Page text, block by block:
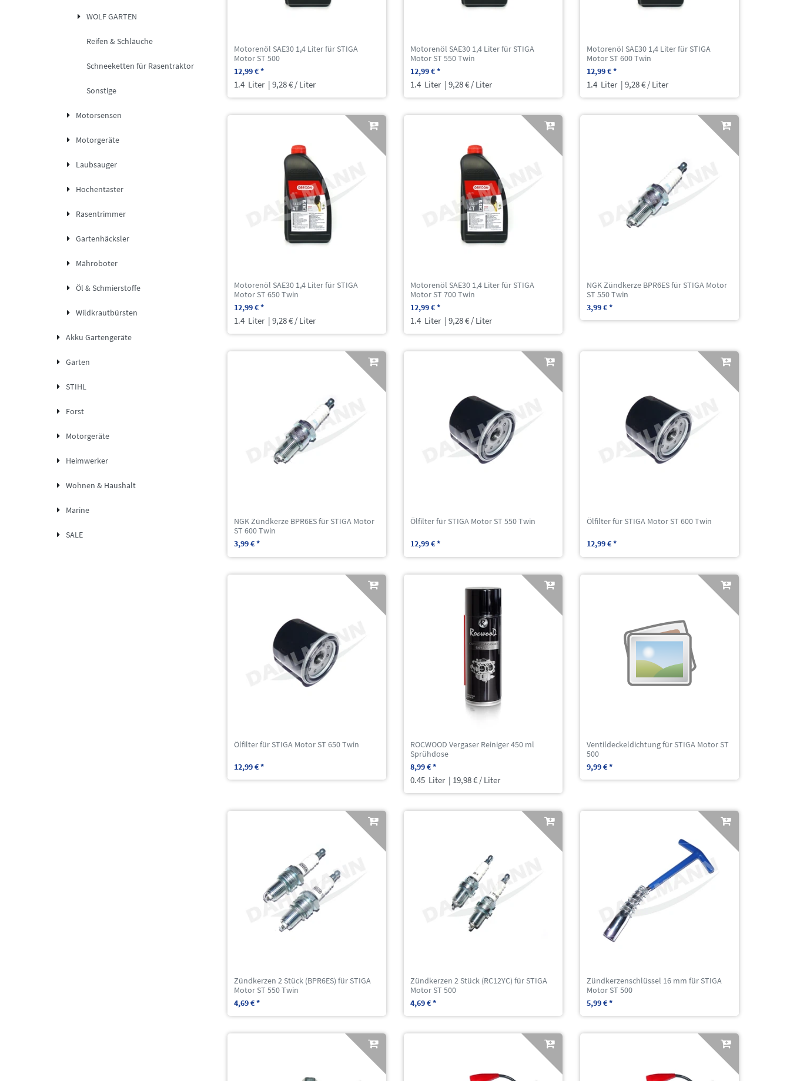
WOLF GARTEN
Reifen & Schläuche
Schneeketten für Rasentraktor
Sonstige
Motorsensen
Motorgeräte
Laubsauger
Hochentaster
Rasentrimmer
Gartenhäcksler
Mähroboter
Öl & Schmierstoffe
Wildkrautbürsten
Akku Gartengeräte
Garten
STIHL
Forst
Motorgeräte
Heimwerker
Wohnen & Haushalt
Marine
SALE
Motorenöl SAE30 1,4 Liter für STIGA
Motor ST 500
12,99 € *
1.4 Liter | 9,28 € / Liter
Motorenöl SAE30 1,4 Liter für STIGA
Motor ST 550 Twin
12,99 € *
1.4 Liter | 9,28 € / Liter
Motorenöl SAE30 1,4 Liter für STIGA
Motor ST 600 Twin
12,99 € *
1.4 Liter | 9,28 € / Liter
Motorenöl SAE30 1,4 Liter für STIGA
Motor ST 650 Twin
12,99 € *
1.4 Liter | 9,28 € / Liter
Motorenöl SAE30 1,4 Liter für STIGA
Motor ST 700 Twin
12,99 € *
1.4 Liter | 9,28 € / Liter
NGK Zündkerze BPR6ES für STIGA Motor
ST 550 Twin
3,99 € *
NGK Zündkerze BPR6ES für STIGA Motor
ST 600 Twin
3,99 € *
Ölfilter für STIGA Motor ST 550 Twin
12,99 € *
Ölfilter für STIGA Motor ST 600 Twin
12,99 € *
Ölfilter für STIGA Motor ST 650 Twin
12,99 € *
ROCWOOD Vergaser Reiniger 450 ml
Sprühdose
8,99 € *
0.45 Liter | 19,98 € / Liter
Ventildeckeldichtung für STIGA Motor ST
500
9,99 € *
Zündkerzen 2 Stück (BPR6ES) für STIGA
Motor ST 550 Twin
4,69 € *
Zündkerzen 2 Stück (RC12YC) für STIGA
Motor ST 500
4,69 € *
Zündkerzenschlüssel 16 mm für STIGA
Motor ST 500
5,99 € *